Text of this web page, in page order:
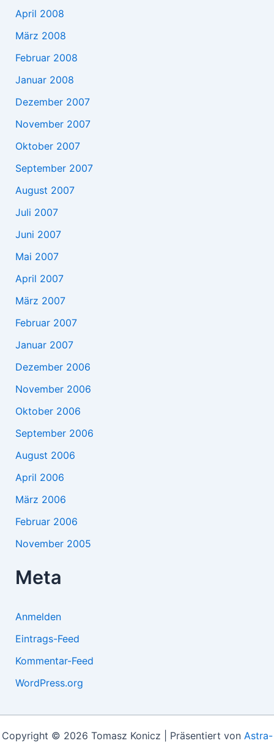
April 2008
März 2008
Februar 2008
Januar 2008
Dezember 2007
November 2007
Oktober 2007
September 2007
August 2007
Juli 2007
Juni 2007
Mai 2007
April 2007
März 2007
Februar 2007
Januar 2007
Dezember 2006
November 2006
Oktober 2006
September 2006
August 2006
April 2006
März 2006
Februar 2006
November 2005
Meta
Anmelden
Eintrags-Feed
Kommentar-Feed
WordPress.org
Copyright © 2026 Tomasz Konicz | Präsentiert von Astra-